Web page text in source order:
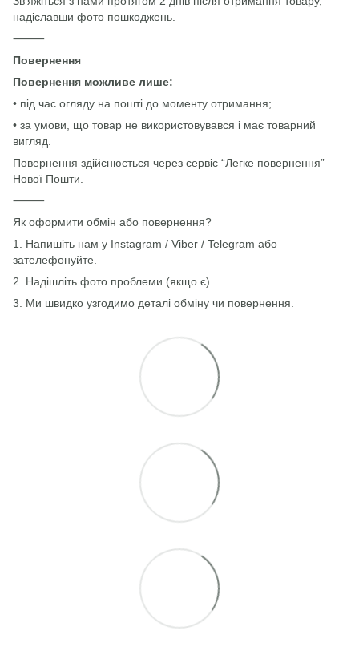
надіславши фото пошкоджень.
⸻
Повернення
Повернення можливе лише:
• під час огляду на пошті до моменту отримання;
• за умови, що товар не використовувався і має товарний
вигляд.
Повернення здійснюється через сервіс “Легке повернення”
Нової Пошти.
⸻
Як оформити обмін або повернення?
1. Напишіть нам у Instagram / Viber / Telegram або
зателефонуйте.
2. Надішліть фото проблеми (якщо є).
3. Ми швидко узгодимо деталі обміну чи повернення.